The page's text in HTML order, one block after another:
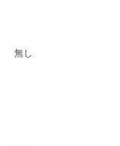
無し